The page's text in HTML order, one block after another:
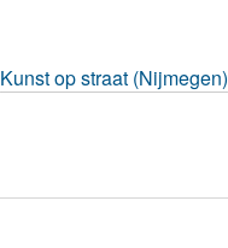
Kunst op straat (Nijmegen)